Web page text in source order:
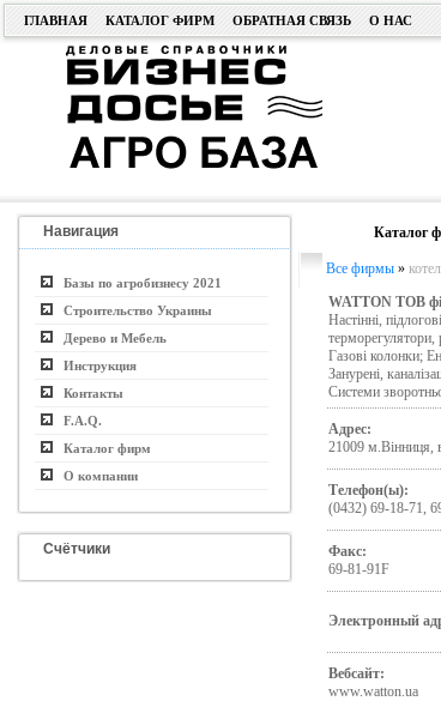
ГЛАВНАЯ КАТАЛОГ ФИРМ ОБРАТНАЯ СВЯЗЬ О НАС
Навигация
Базы по агробизнесу 2021
Строительство Украины
Дерево и Мебель
Инструкция
Контакты
F.A.Q.
Каталог фирм
О компании
Счётчики
Каталог
Все фирмы»
WATTON ТОВ
Настінні,
терморегулятори,
Газові колонки;
Занурені,
Системи
Адрес:
21009 м.Вінниця,
Телефон(ы):
(0432) 69-18-71,
Факс:
69-81-91F
Электронный
Вебсайт:
www.watton.ua